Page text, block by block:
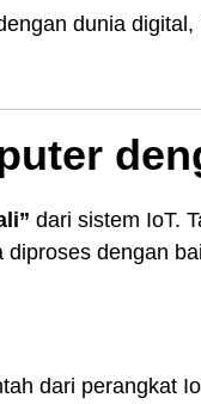
dunia
dari sistem IoT.
dengan
dari perangkat